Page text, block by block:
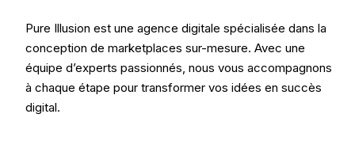
Pure Illusion est une agence digitale spécialisée dans la
conception de marketplaces sur-mesure. Avec une
équipe d’experts passionnés, nous vous accompagnons
à chaque étape pour transformer vos idées en succès
digital.